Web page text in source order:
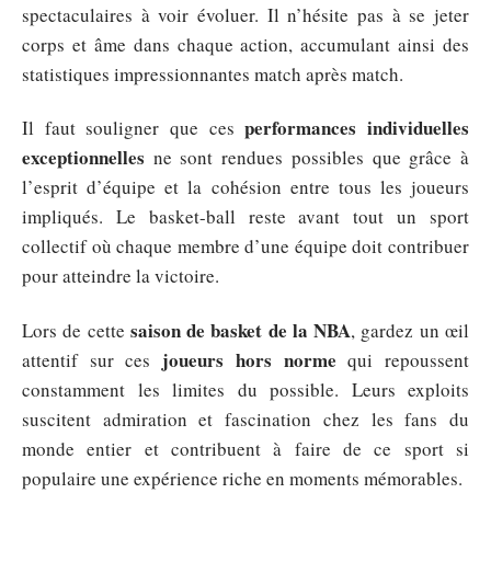
spectaculaires à voir évoluer. Il n’hésite pas à se jeter
corps et âme dans chaque action, accumulant ainsi des
statistiques impressionnantes match après match.
Il faut souligner que cesperformances individuelles
exceptionnelles ne sont rendues possibles que grâce à
l’esprit d’équipe et la cohésion entre tous les joueurs
impliqués. Le basket-ball reste avant tout un sport
collectif où chaque membre d’une équipe doit contribuer
pour atteindre la victoire.
Lors de cette saison de basket de la NBA, gardez un œil
attentif sur ces joueurs hors norme qui repoussent
constamment les limites du possible. Leurs exploits
suscitent admiration et fascination chez les fans du
monde entier et contribuent à faire de ce sport si
populaire une expérience riche en moments mémorables.